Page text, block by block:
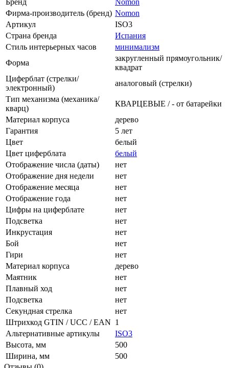
Фирма-производитель (бренд) Nomon
Артикул
ISO3
Страна бренда
Испания
Стиль интерьерных часов
минимализм
Форма
закругленный прямоугольник/
квадрат
Циферблат (стрелки/
электронный)
аналоговый (стрелки)
Тип механизма (механика/
кварц)
КВАРЦЕВЫЕ / - от батарейки
Материал корпуса
дерево
Гарантия
5 лет
Цвет
белый
Цвет циферблата
белый
Отображение числа (даты)
нет
Отображение дня недели
нет
Отображение месяца
нет
Отображение года
нет
Цифры на циферблате
нет
Подсветка
нет
Инкрустация
нет
Бой
нет
Гири
нет
Материал корпуса
дерево
Маятник
нет
Плавный ход
нет
Подсветка
нет
Секундная стрелка
нет
Штрихкод GTIN / UCC / EAN 1
Альтернативные артикулы
ISO3
Высота, мм
500
Ширина, мм
500